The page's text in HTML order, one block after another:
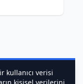
kullanıcı verisi